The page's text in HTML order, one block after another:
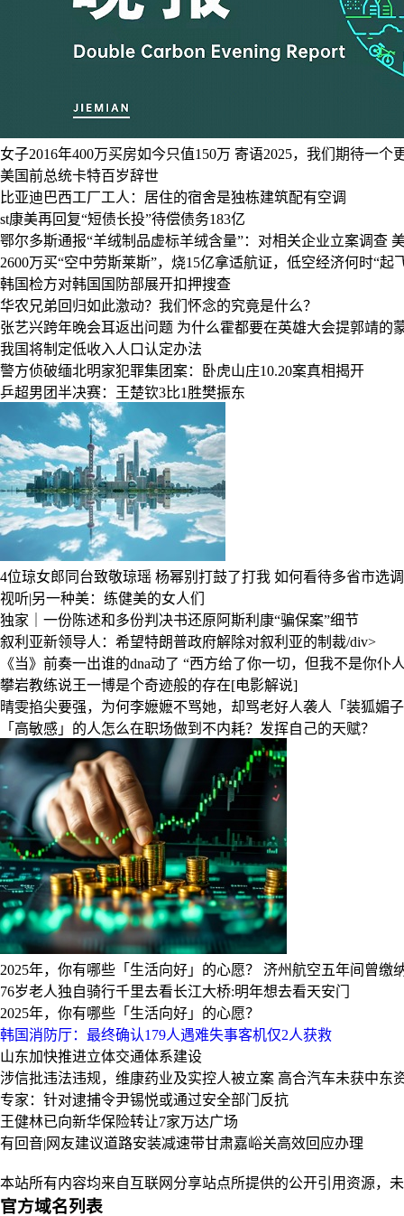
女子2016年400万买房如今只值150万 寄语2025，我们期待一个
美国前总统卡特百岁辞世
比亚迪巴西工厂工人：居住的宿舍是独栋建筑配有空调
st康美再回复“短债长投”待偿债务183亿
鄂尔多斯通报“羊绒制品虚标羊绒含量”：对相关企业立案调查
2600万买“空中劳斯莱斯”，烧15亿拿适航证，低空经济何时“起
韩国检方对韩国国防部展开扣押搜查
华农兄弟回归如此激动？我们怀念的究竟是什么？
张艺兴跨年晚会耳返出问题 为什么霍都要在英雄大会提郭靖的
我国将制定低收入人口认定办法
警方侦破缅北明家犯罪集团案：卧虎山庄10.20案真相揭开
乒超男团半决赛：王楚钦3比1胜樊振东
4位琼女郎同台致敬琼瑶 杨幂别打鼓了打我 如何看待多省市选
视听|另一种美：练健美的女人们
独家｜一份陈述和多份判决书还原阿斯利康“骗保案”细节
叙利亚新领导人：希望特朗普政府解除对叙利亚的制裁/div>
《当》前奏一出谁的dna动了 “西方给了你一切，但我不是你仆
攀岩教练说王一博是个奇迹般的存在[电影解说]
晴雯掐尖要强，为何李嬷嬷不骂她，却骂老好人袭人「装狐媚
「高敏感」的人怎么在职场做到不内耗？发挥自己的天赋？
2025年，你有哪些「生活向好」的心愿？
济州航空五年间曾缴
76岁老人独自骑行千里去看长江大桥:明年想去看天安门
2025年，你有哪些「生活向好」的心愿？
韩国消防厅：最终确认179人遇难失事客机仅2人获救
山东加快推进立体交通体系建设
涉信批违法违规，维康药业及实控人被立案 高合汽车未获中东
专家：针对逮捕令尹锡悦或通过安全部门反抗
王健林已向新华保险转让7家万达广场
有回音|网友建议道路安装减速带甘肃嘉峪关高效回应办理
本站所有内容均来自互联网分享站点所提供的公开引用资源，
官方域名列表